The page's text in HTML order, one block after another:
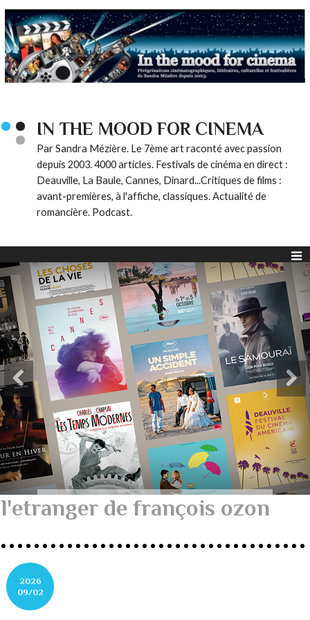
IN THE MOOD FOR CINEMA
Par Sandra Mézière. Le 7ème art raconté avec passion
depuis 2003. 4000 articles. Festivals de cinéma en direct :
Deauville, La Baule, Cannes, Dinard...Critiques de films :
avant-premières, à l'affiche, classiques. Actualité de
romancière. Podcast.
l'etranger de françois ozon
2026
09/02